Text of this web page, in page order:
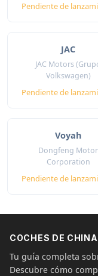
Pendiente de
JAC
JAC Motors
Volkswagen)
Pendiente de
Voyah
Dongfeng Motor
Corporation
Pendiente de
COCHES DE CHINA
Tu guía completa
Descubre cómo